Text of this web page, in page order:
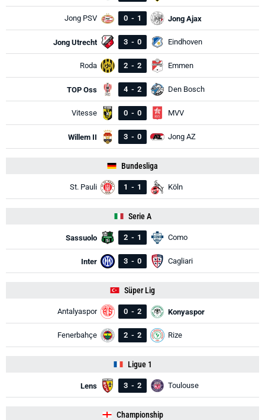
Jong PSV 0 - 1 Jong Ajax
Jong Utrecht 3 - 0 Eindhoven
Roda 2 - 2 Emmen
TOP Oss 4 - 2 Den Bosch
Vitesse 0 - 0 MVV
Willem II 3 - 0 Jong AZ
Bundesliga
St. Pauli 1 - 1 Köln
Serie A
Sassuolo 2 - 1 Como
Inter 3 - 0 Cagliari
Süper Lig
Antalyaspor 0 - 2 Konyaspor
Fenerbahçe 2 - 2 Rize
Ligue 1
Lens 3 - 2 Toulouse
Championship